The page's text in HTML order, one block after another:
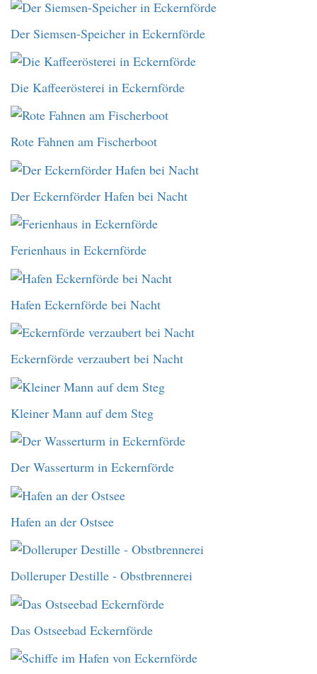
Der Siemsen-Speicher in Eckernförde
Die Kaffeerösterei in Eckernförde
Rote Fahnen am Fischerboot
Der Eckernförder Hafen bei Nacht
Ferienhaus in Eckernförde
Hafen Eckernförde bei Nacht
Eckernförde verzaubert bei Nacht
Kleiner Mann auf dem Steg
Der Wasserturm in Eckernförde
Hafen an der Ostsee
Dolleruper Destille - Obstbrennerei
Das Ostseebad Eckernförde